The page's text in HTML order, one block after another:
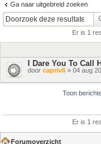
Ga naar uitgebreid zoeken
Er is 1
I Dare You To Call
door capriv6 » 04 aug
Toon
Er is 1
Forumoverzicht